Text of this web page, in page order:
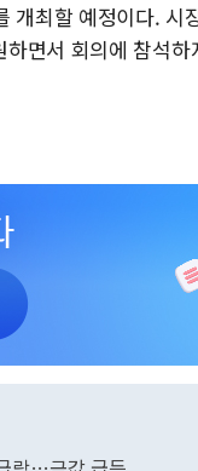
개최할 예정이다. 시
면서 회의에 참석